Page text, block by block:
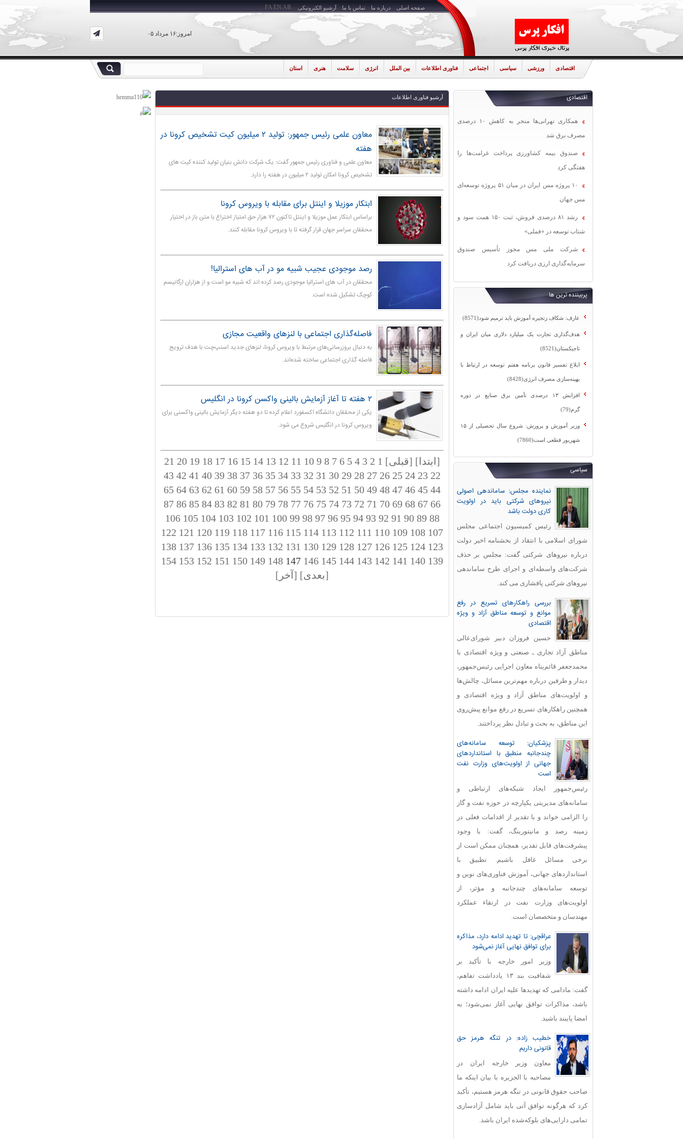
صفحه اصلی درباره ما تماس با ما آرشیو الکترونیکی
امروز:۱۶ مرداد ۰۵
FA EN AR
اقتصادی ورزشی سیاسی اجتماعی فناوری اطلاعات بین الملل انرژی سلامت هنری استان
اقتصادی
همکاری تهرانی‌ها منجر به کاهش ۱۰ درصدی
مصرف برق شد
صندوق بیمه کشاورزی پرداخت غرامت‌ها را
هفتگی کرد
۱۰ پروژه مس ایران در میان ۵۱ پروژه توسعه‌ای
مس جهان
رشد ۸۱ درصدی فروش، ثبت ۱۵۰ همت سود و
شتاب توسعه در «فملی»
شرکت ملی مس مجوز تأسیس صندوق
سرمایه‌گذاری ارزی دریافت کرد
پربیننده ترین ها
عارف: شکاف زنجیره آموزش باید ترمیم شود(8571)
هدف‌گذاری تجارت یک میلیارد دلاری میان ایران و
تاجیکستان(8521)
ابلاغ تفسیر قانون برنامه هفتم توسعه در ارتباط با
بهینه‌سازی مصرف انرژی(8428)
افزایش ۱۳ درصدی تأمین برق صنایع در دوره
گرم(79)
وزیر آموزش و پرورش: شروع سال تحصیلی از ۱۵
شهریور قطعی است(7860)
سیاسی
نماینده مجلس: ساماندهی اصولی
نیروهای شرکتی باید در اولویت
کاری دولت باشد
رئیس کمیسیون اجتماعی مجلس
شورای اسلامی با انتقاد از بخشنامه اخیر دولت
درباره نیروهای شرکتی گفت: مجلس بر حذف
شرکت‌های واسطه‌ای و اجرای طرح ساماندهی
نیروهای شرکتی پافشاری می کند.
بررسی راهکارهای تسریع در رفع
موانع و توسعه مناطق آزاد و ویژه
اقتصادی
حسین فروزان دبیر شورای‌عالی
مناطق آزاد تجاری ـ صنعتی و ویژه اقتصادی با
محمدجعفر قائم‌پناه معاون اجرایی رئیس‌جمهور،
دیدار و طرفین درباره مهم‌ترین مسائل، چالش‌ها
و اولویت‌های مناطق آزاد و ویژه اقتصادی و
همچنین راهکارهای تسریع در رفع موانع پیش‌روی
این مناطق، به بحث و تبادل نظر پرداختند.
پزشکیان: توسعه سامانه‌های
چندجانبه منطبق با استانداردهای
جهانی از اولویت‌های وزارت نفت
است
رئیس‌جمهور ایجاد شبکه‌های ارتباطی و
سامانه‌های مدیریتی یکپارچه در حوزه نفت و گاز
را الزامی خواند و با تقدیر از اقدامات فعلی در
زمینه رصد و مانیتورینگ، گفت: با وجود
پیشرفت‌های قابل‌ تقدیر، همچنان ممکن است از
برخی مسائل غافل باشیم. تطبیق با
استانداردهای جهانی، آموزش فناوری‌های نوین و
توسعه سامانه‌های چندجانبه و مؤثر، از
اولویت‌های وزارت نفت در ارتقاء عملکرد
مهندسان و متخصصان است.
عراقچی: تا تهدید ادامه دارد، مذاکره
برای توافق نهایی آغاز نمی‌شود
وزیر امور خارجه با تأکید بر
شفافیت بند ۱۳ یادداشت تفاهم،
گفت: مادامی که تهدیدها علیه ایران ادامه داشته
باشد، مذاکرات توافق نهایی آغاز نمی‌شود؛ به
امضا پایبند باشید.
خطیب زاده: در تنگه هرمز حق
قانونی داریم
معاون وزیر خارجه ایران در
مصاحبه با الجزیره با بیان اینکه ما
صاحب حقوق قانونی در تنگه هرمز هستیم، تأکید
کرد که هرگونه توافق آتی باید شامل آزادسازی
تمامی دارایی‌های بلوکه‌شده ایران باشد.
آرشیو فناوری اطلاعات
معاون علمی رئیس جمهور: تولید ۲ میلیون کیت تشخیص کرونا در
هفته
معاون علمی و فناوری رئیس جمهور گفت: یک شرکت دانش بنیان تولید کننده کیت های
تشخیص کرونا امکان تولید ۲ میلیون در هفته را دارد.
ابتکار موزیلا و اینتل برای مقابله با ویروس کرونا
براساس ابتکار عمل موزیلا و اینتل تاکنون ۷۲ هزار حق امتیاز اختراع با متن باز در اختیار
محققان سراسر جهان قرار گرفته تا با ویروس کرونا مقابله کنند.
رصد موجودی عجیب شبیه مو در آب های استرالیا!
محققان در آب های استرالیا موجودی رصد کرده اند که شبیه مو است و از هزاران ارگانیسم
کوچک تشکیل شده است.
فاصله‌گذاری اجتماعی با لنزهای واقعیت مجازی
به دنبال بروزرسانی‌های مرتبط با ویروس کرونا، لنزهای جدید اسنپ‌چت با هدف ترویج
فاصله گذاری اجتماعی ساخته شده‌اند.
۲ هفته تا آغاز آزمایش بالینی واکسن کرونا در انگلیس
یکی از محققان دانشگاه اکسفورد اعلام کرده تا دو هفته دیگر آزمایش بالینی واکسنی برای
ویروس کرونا در انگلیس شروع می شود.
[ابتدا] [قبلی] 1
2
3
4
5
6
7
8
9
10
11
12
13
14
15
16
17
18
19
20
21
22
23
24
25
26
27
28
29
30
31
32
33
34
35
36
37
38
39
40
41
42
43
44
45
46
47
48
49
50
51
52
53
54
55
56
57
58
59
60
61
62
63
64
65
66
67
68
69
70
71
72
73
74
75
76
77
78
79
80
81
82
83
84
85
86
87
88
89
90
91
92
93
94
95
96
97
98
99
100
101
102
103
104
105
106
107
108
109
110
111
112
113
114
115
116
117
118
119
120
121
122
123
124
125
126
127
128
129
130
131
132
133
134
135
136
137
138
139
140
141
142
143
144
145
146
148
149
150
151
152
153
154
[بعدی] [آخر]